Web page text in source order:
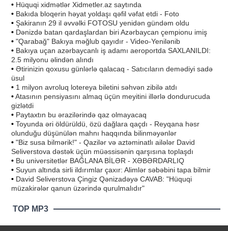
• Hüquqi xidmətlər Xidmetler.az saytında
• Bakıda bloqerin həyat yoldaşı qəfil vəfat etdi - Foto
• Şakiranın 29 il əvvəlki FOTOSU yenidən gündəm oldu
• Dənizdə batan qardaşlardan biri Azərbaycan çempionu imiş
• "Qarabağ" Bakıya məğlub qayıdır - Video-Yenilənib
• Bakıya uçan azərbaycanlı iş adamı aeroportda SAXLANILDI:
2.5 milyonu əlindən alındı
• Ətirinizin qoxusu günlərlə qalacaq - Satıcıların demədiyi sadə
üsul
• 1 milyon avroluq lotereya biletini səhvən zibilə atdı
•Atasının pensiyasını almaq üçün meyitini illərlə dondurucuda
gizlətdi
• Paytaxtın bu ərazilərində qaz olmayacaq
• Toyunda əri öldürüldü, özü dağlara qaçdı - Reyqana həsr
olunduğu düşünülən mahnı haqqında bilinməyənlər
• "Biz susa bilmərik!" - Qazilər və aztəminatlı ailələr David
Seliverstova dəstək üçün müəssisənin qarşısına toplaşdı
• Bu universitetlər BAĞLANA BİLƏR - XƏBƏRDARLIQ
• Suyun altında sirli ildırımlar çaxır: Alimlər səbəbini tapa bilmir
• David Seliverstova Çingiz Qənizadəyə CAVAB: "Hüquqi
müzakirələr qanun üzərində qurulmalıdır"
TOP MP3